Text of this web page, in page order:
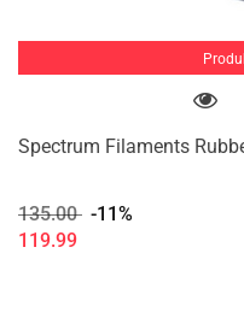
Spectrum Filaments
135.00 -11%
119.99